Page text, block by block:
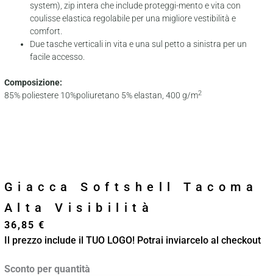
system), zip intera che include proteggi-mento e vita con
coulisse elastica regolabile per una migliore vestibilità e
comfort.
Due tasche verticali in vita e una sul petto a sinistra per un
facile accesso.
Composizione:
85% poliestere 10%poliuretano 5% elastan, 400 g/m2
Giacca Softshell Tacoma
Alta Visibilità
36,85 €
Il prezzo include il TUO LOGO! Potrai inviarcelo al checkout
Sconto per quantità
Giacca